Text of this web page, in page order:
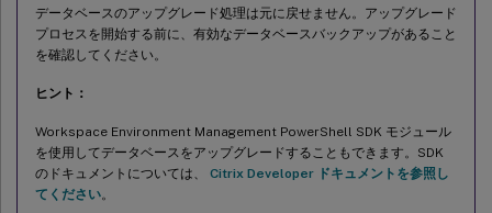
データベースのアップグレード処理は元に戻せません。アップグレード
プロセスを開始する前に、有効なデータベースバックアップがあること
を確認してください。
ヒント：
Workspace Environment Management PowerShell SDK モジュール
を使用してデータベースをアップグレードすることもできます。SDK
のドキュメントについては、 Citrix Developer ドキュメントを参照し
てください。